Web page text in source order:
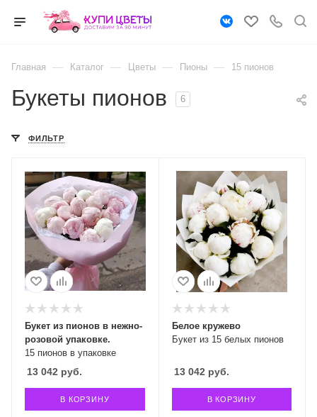
Главная — Каталог — Цветы — Пионы — 15 пионов
Букеты пионов 6
ФИЛЬТР
15 пионов в упаковке
Букет из пионов в нежно-
розовой упаковке.
13 042 руб.
В КОРЗИНУ
Букет из 15 белых пионов
Белое кружево
13 042 руб.
В КОРЗИНУ